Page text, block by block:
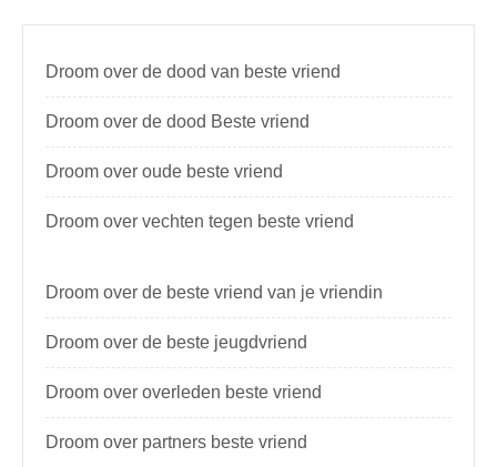
Droom over de dood van beste vriend
Droom over de dood Beste vriend
Droom over oude beste vriend
Droom over vechten tegen beste vriend
Droom over de beste vriend van je vriendin
Droom over de beste jeugdvriend
Droom over overleden beste vriend
Droom over partners beste vriend